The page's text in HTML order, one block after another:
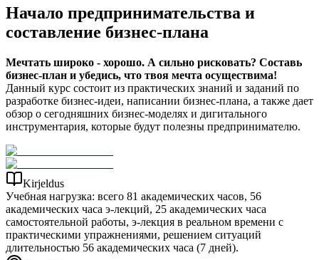
Начало предпринимательства и
составление бизнес-плана
Мечтать широко - хорошо. А сильно рисковать? Составь
бизнес-план и убедись, что твоя мечта осуществима!
Данный курс состоит из практических знаний и заданий по
разработке бизнес-идеи, написании бизнес-плана, а также дает
обзор о сегодняшних бизнес-моделях и дигитального
инструментария, которые будут полезны предпринимателю.
Kirjeldus
Учебная нагрузка: всего 81 академических часов, 56
академических часа э-лекций, 25 академических часа
самостоятельной работы, э-лекция в реальном времени с
практическими упражнениями, решением ситуаций
длительностью 56 академических часа (7 дней).